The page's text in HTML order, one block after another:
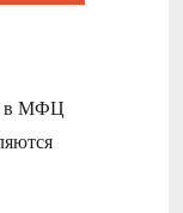
в МФЦ